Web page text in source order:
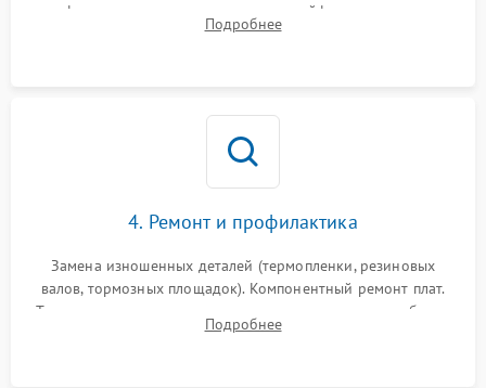
форматирования, целостности шлейфов, контактов
картриджа и оптопар (датчиков прохождения и наличия
Подробнее
4. Ремонт и профилактика
Замена изношенных деталей (термопленки, резиновых
валов, тормозных площадок). Компонентный ремонт плат.
Тщательная очистка тракта печати, контактов и линз блока
лазера (LSU) от просыпанного тонера и пыли.
Подробнее